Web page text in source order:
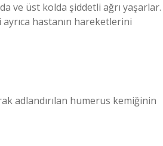
ve üst kolda şiddetli ağrı yaşarlar.
ayrıca hastanın hareketlerini
adlandırılan humerus kemiğinin